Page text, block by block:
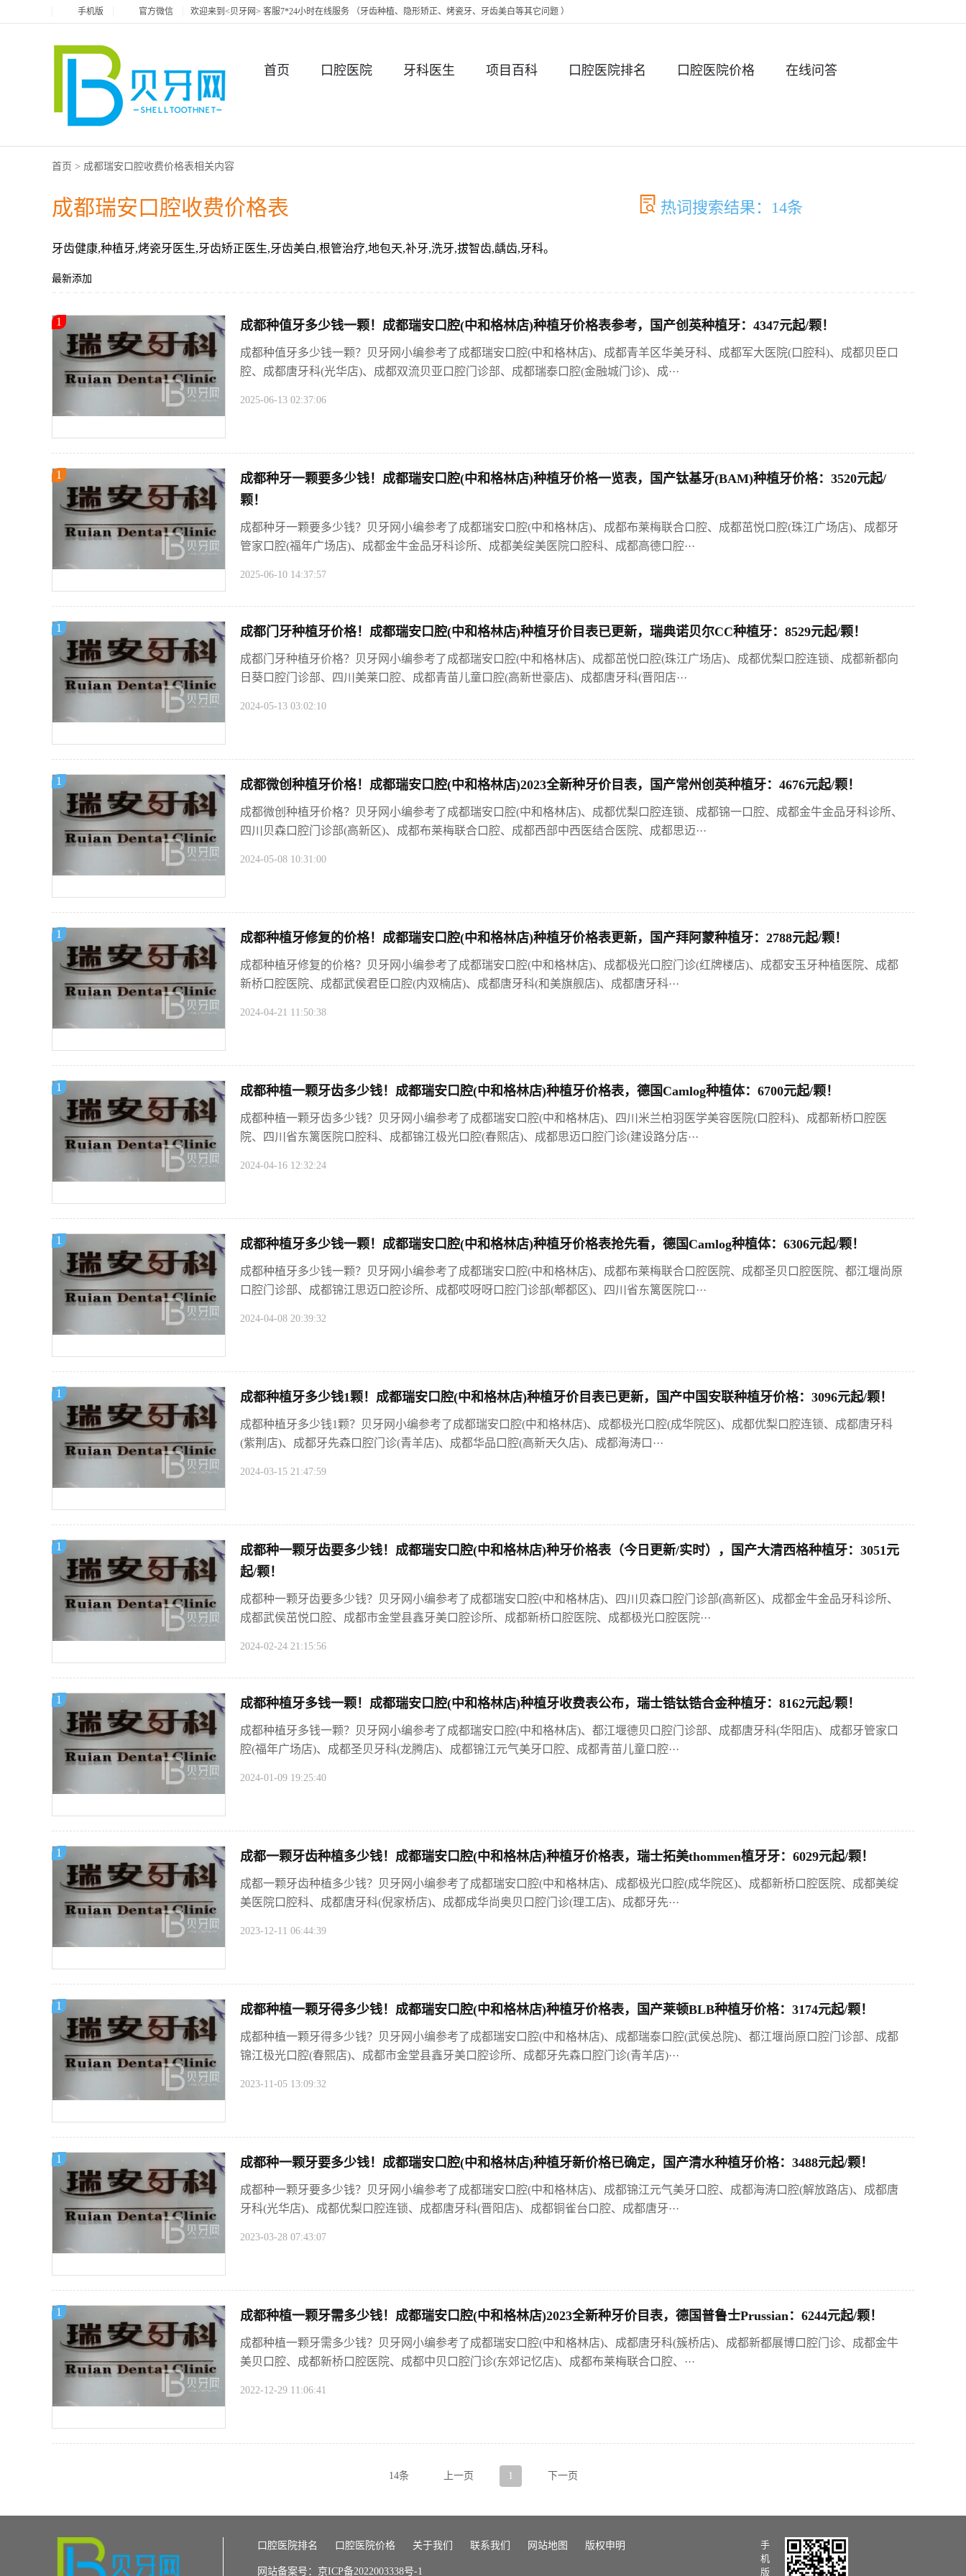
手机版 官方微信 欢迎来到<贝牙网> 客服7*24小时在线服务 （牙齿种植、隐形矫正、烤瓷牙、牙齿美白等其它问题 ）
首页 口腔医院 牙科医生 项目百科 口腔医院排名 口腔医院价格 在线问答
首页 > 成都瑞安口腔收费价格表相关内容
成都瑞安口腔收费价格表 热词搜索结果：14条
牙齿健康,种植牙,烤瓷牙医生,牙齿矫正医生,牙齿美白,根管治疗,地包天,补牙,洗牙,拔智齿,龋齿,牙科。
最新添加
1 成都种值牙多少钱一颗！成都瑞安口腔(中和格林店)种植牙价格表参考，国产创英种植牙：4347元起/颗！
成都种值牙多少钱一颗？贝牙网小编参考了成都瑞安口腔(中和格林店)、成都青羊区华美牙科、成都军大医院(口腔科)、成都贝臣口
腔、成都唐牙科(光华店)、成都双流贝亚口腔门诊部、成都瑞泰口腔(金融城门诊)、成···
2025-06-13 02:37:06
1
成都种牙一颗要多少钱！成都瑞安口腔(中和格林店)种植牙价格一览表，国产钛基牙(BAM)种植牙价格：3520元起/
颗！
成都种牙一颗要多少钱？贝牙网小编参考了成都瑞安口腔(中和格林店)、成都布莱梅联合口腔、成都茁悦口腔(珠江广场店)、成都牙
管家口腔(福年广场店)、成都金牛金品牙科诊所、成都美绽美医院口腔科、成都高德口腔···
2025-06-10 14:37:57
1 成都门牙种植牙价格！成都瑞安口腔(中和格林店)种植牙价目表已更新，瑞典诺贝尔CC种植牙：8529元起/颗！
成都门牙种植牙价格？贝牙网小编参考了成都瑞安口腔(中和格林店)、成都茁悦口腔(珠江广场店)、成都优梨口腔连锁、成都新都向
日葵口腔门诊部、四川美莱口腔、成都青苗儿童口腔(高新世豪店)、成都唐牙科(晋阳店···
2024-05-13 03:02:10
1 成都微创种植牙价格！成都瑞安口腔(中和格林店)2023全新种牙价目表，国产常州创英种植牙：4676元起/颗！
成都微创种植牙价格？贝牙网小编参考了成都瑞安口腔(中和格林店)、成都优梨口腔连锁、成都锦一口腔、成都金牛金品牙科诊所、
四川贝森口腔门诊部(高新区)、成都布莱梅联合口腔、成都西部中西医结合医院、成都思迈···
2024-05-08 10:31:00
1 成都种植牙修复的价格！成都瑞安口腔(中和格林店)种植牙价格表更新，国产拜阿蒙种植牙：2788元起/颗！
成都种植牙修复的价格？贝牙网小编参考了成都瑞安口腔(中和格林店)、成都极光口腔门诊(红牌楼店)、成都安玉牙种植医院、成都
新桥口腔医院、成都武侯君臣口腔(内双楠店)、成都唐牙科(和美旗舰店)、成都唐牙科···
2024-04-21 11:50:38
1 成都种植一颗牙齿多少钱！成都瑞安口腔(中和格林店)种植牙价格表，德国Camlog种植体：6700元起/颗！
成都种植一颗牙齿多少钱？贝牙网小编参考了成都瑞安口腔(中和格林店)、四川米兰柏羽医学美容医院(口腔科)、成都新桥口腔医
院、四川省东篱医院口腔科、成都锦江极光口腔(春熙店)、成都思迈口腔门诊(建设路分店···
2024-04-16 12:32:24
1 成都种植牙多少钱一颗！成都瑞安口腔(中和格林店)种植牙价格表抢先看，德国Camlog种植体：6306元起/颗！
成都种植牙多少钱一颗？贝牙网小编参考了成都瑞安口腔(中和格林店)、成都布莱梅联合口腔医院、成都圣贝口腔医院、都江堰尚原
口腔门诊部、成都锦江思迈口腔诊所、成都哎呀呀口腔门诊部(郫都区)、四川省东篱医院口···
2024-04-08 20:39:32
1 成都种植牙多少钱1颗！成都瑞安口腔(中和格林店)种植牙价目表已更新，国产中国安联种植牙价格：3096元起/颗！
成都种植牙多少钱1颗？贝牙网小编参考了成都瑞安口腔(中和格林店)、成都极光口腔(成华院区)、成都优梨口腔连锁、成都唐牙科
(紫荆店)、成都牙先森口腔门诊(青羊店)、成都华品口腔(高新天久店)、成都海涛口···
2024-03-15 21:47:59
1
成都种一颗牙齿要多少钱！成都瑞安口腔(中和格林店)种牙价格表（今日更新/实时），国产大清西格种植牙：3051元
起/颗！
成都种一颗牙齿要多少钱？贝牙网小编参考了成都瑞安口腔(中和格林店)、四川贝森口腔门诊部(高新区)、成都金牛金品牙科诊所、
成都武侯茁悦口腔、成都市金堂县鑫牙美口腔诊所、成都新桥口腔医院、成都极光口腔医院···
2024-02-24 21:15:56
1 成都种植牙多钱一颗！成都瑞安口腔(中和格林店)种植牙收费表公布，瑞士锆钛锆合金种植牙：8162元起/颗！
成都种植牙多钱一颗？贝牙网小编参考了成都瑞安口腔(中和格林店)、都江堰德贝口腔门诊部、成都唐牙科(华阳店)、成都牙管家口
腔(福年广场店)、成都圣贝牙科(龙腾店)、成都锦江元气美牙口腔、成都青苗儿童口腔···
2024-01-09 19:25:40
1 成都一颗牙齿种植多少钱！成都瑞安口腔(中和格林店)种植牙价格表，瑞士拓美thommen植牙牙：6029元起/颗！
成都一颗牙齿种植多少钱？贝牙网小编参考了成都瑞安口腔(中和格林店)、成都极光口腔(成华院区)、成都新桥口腔医院、成都美绽
美医院口腔科、成都唐牙科(倪家桥店)、成都成华尚奥贝口腔门诊(理工店)、成都牙先···
2023-12-11 06:44:39
1 成都种植一颗牙得多少钱！成都瑞安口腔(中和格林店)种植牙价格表，国产莱顿BLB种植牙价格：3174元起/颗！
成都种植一颗牙得多少钱？贝牙网小编参考了成都瑞安口腔(中和格林店)、成都瑞泰口腔(武侯总院)、都江堰尚原口腔门诊部、成都
锦江极光口腔(春熙店)、成都市金堂县鑫牙美口腔诊所、成都牙先森口腔门诊(青羊店)···
2023-11-05 13:09:32
1 成都种一颗牙要多少钱！成都瑞安口腔(中和格林店)种植牙新价格已确定，国产清水种植牙价格：3488元起/颗！
成都种一颗牙要多少钱？贝牙网小编参考了成都瑞安口腔(中和格林店)、成都锦江元气美牙口腔、成都海涛口腔(解放路店)、成都唐
牙科(光华店)、成都优梨口腔连锁、成都唐牙科(晋阳店)、成都铜雀台口腔、成都唐牙···
2023-03-28 07:43:07
1 成都种植一颗牙需多少钱！成都瑞安口腔(中和格林店)2023全新种牙价目表，德国普鲁士Prussian：6244元起/颗！
成都种植一颗牙需多少钱？贝牙网小编参考了成都瑞安口腔(中和格林店)、成都唐牙科(簇桥店)、成都新都展博口腔门诊、成都金牛
美贝口腔、成都新桥口腔医院、成都中贝口腔门诊(东郊记忆店)、成都布莱梅联合口腔、···
2022-12-29 11:06:41
14条 上一页 1 下一页
口腔医院排名 口腔医院价格 关于我们 联系我们 网站地图 版权申明
网站备案号：京ICP备2022003338号-1
手
机
版